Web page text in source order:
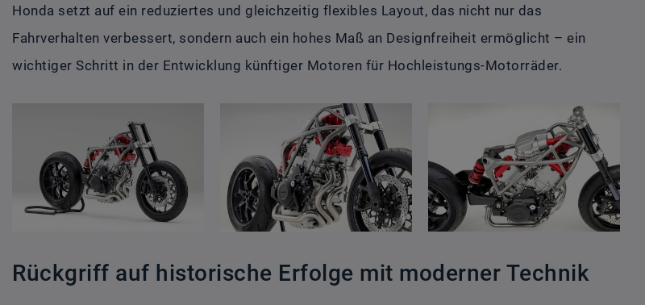
Honda setzt auf ein reduziertes und gleichzeitig flexibles Layout, das nicht nur das
Fahrverhalten verbessert, sondern auch ein hohes Maß an Designfreiheit ermöglicht – ein
wichtiger Schritt in der Entwicklung künftiger Motoren für Hochleistungs-Motorräder.
Rückgriff auf historische Erfolge mit moderner Technik